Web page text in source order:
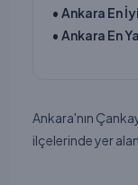
• Ankara En
• Ankara En
Ankara'nın
ilçelerinde yer